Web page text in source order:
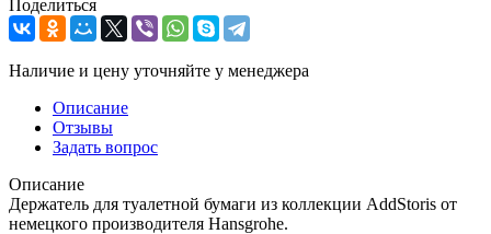
Поделиться
Наличие и цену уточняйте у менеджера
Описание
Отзывы
Задать вопрос
Описание
Держатель для туалетной бумаги из коллекции AddStoris от
немецкого производителя Hansgrohe.